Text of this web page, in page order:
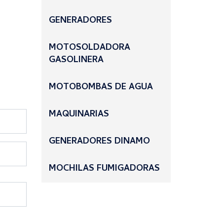
GENERADORES
MOTOSOLDADORA
GASOLINERA
MOTOBOMBAS DE AGUA
MAQUINARIAS
GENERADORES DINAMO
MOCHILAS FUMIGADORAS